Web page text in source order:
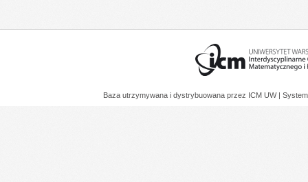
Baza utrzymywana i dystrybuowana przez ICM UW |